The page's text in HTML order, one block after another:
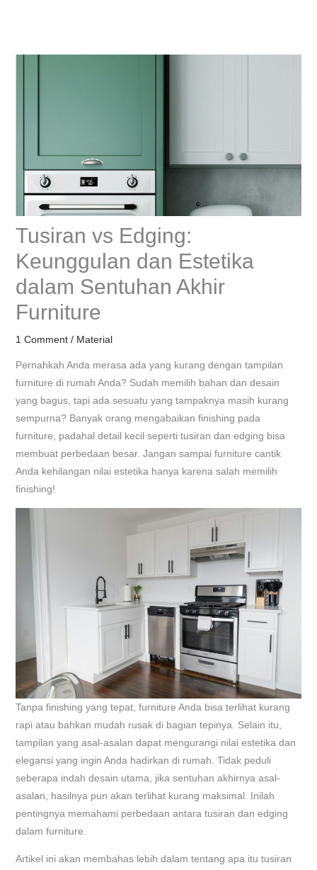
Tusiran vs Edging:
Keunggulan dan Estetika
dalam Sentuhan Akhir
Furniture
1 Comment / Material
Pernahkah Anda merasa ada yang kurang dengan tampilan
furniture di rumah Anda? Sudah memilih bahan dan desain
yang bagus, tapi ada sesuatu yang tampaknya masih kurang
sempurna? Banyak orang mengabaikan finishing pada
furniture, padahal detail kecil seperti tusiran dan edging bisa
membuat perbedaan besar. Jangan sampai furniture cantik
Anda kehilangan nilai estetika hanya karena salah memilih
finishing!
Tanpa finishing yang tepat, furniture Anda bisa terlihat kurang
rapi atau bahkan mudah rusak di bagian tepinya. Selain itu,
tampilan yang asal-asalan dapat mengurangi nilai estetika dan
elegansi yang ingin Anda hadirkan di rumah. Tidak peduli
seberapa indah desain utama, jika sentuhan akhirnya asal-
asalan, hasilnya pun akan terlihat kurang maksimal. Inilah
pentingnya memahami perbedaan antara tusiran dan edging
dalam furniture.
Artikel ini akan membahas lebih dalam tentang apa itu tusiran